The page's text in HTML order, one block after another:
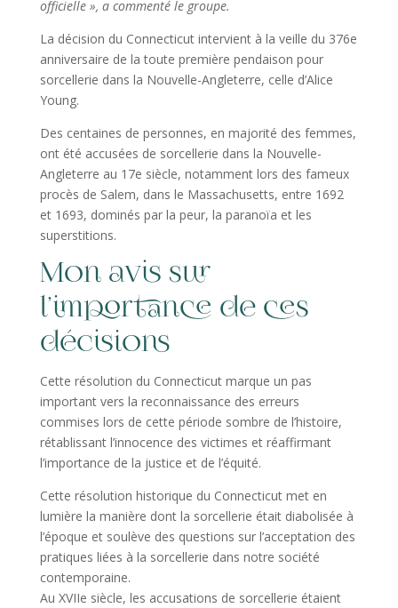
officielle », a commenté le groupe.
La décision du Connecticut intervient à la veille du 376e
anniversaire de la toute première pendaison pour
sorcellerie dans la Nouvelle-Angleterre, celle d’Alice
Young.
Des centaines de personnes, en majorité des femmes,
ont été accusées de sorcellerie dans la Nouvelle-
Angleterre au 17e siècle, notamment lors des fameux
procès de Salem, dans le Massachusetts, entre 1692
et 1693, dominés par la peur, la paranoïa et les
superstitions.
Mon avis sur
l’importance de ces
décisions
Cette résolution du Connecticut marque un pas
important vers la reconnaissance des erreurs
commises lors de cette période sombre de l’histoire,
rétablissant l’innocence des victimes et réaffirmant
l’importance de la justice et de l’équité.
Cette résolution historique du Connecticut met en
lumière la manière dont la sorcellerie était diabolisée à
l’époque et soulève des questions sur l’acceptation des
pratiques liées à la sorcellerie dans notre société
contemporaine.
Au XVIIe siècle, les accusations de sorcellerie étaient